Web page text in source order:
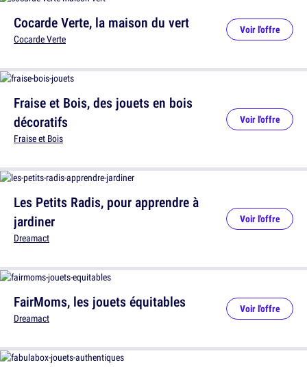
Cocarde Verte, la maison du vert
Cocarde Verte
Voir l'offre
Les Petits Radis, pour apprendre à
jardiner
Dreamact
Voir l'offre
FairMoms, les jouets équitables
Dreamact
Voir l'offre
Fraise et Bois, des jouets en bois
décoratifs
Fraise et Bois
Voir l'offre